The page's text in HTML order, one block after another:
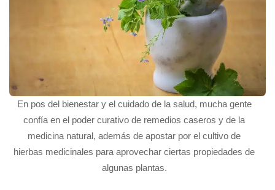
En pos del bienestar y el cuidado de la salud, mucha gente
confía en el poder curativo de remedios caseros y de la
medicina natural, además de apostar por el cultivo de
hierbas medicinales para aprovechar ciertas propiedades de
algunas plantas.